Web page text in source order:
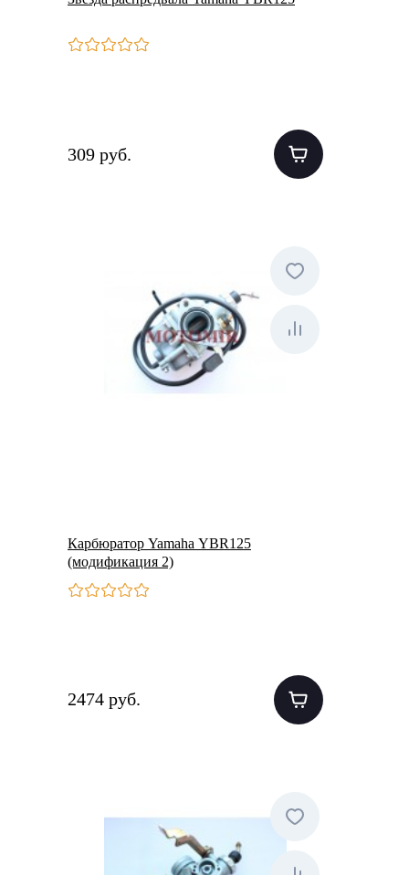
309 руб.
Карбюратор Yamaha YBR125
(модификация 2)
2474 руб.